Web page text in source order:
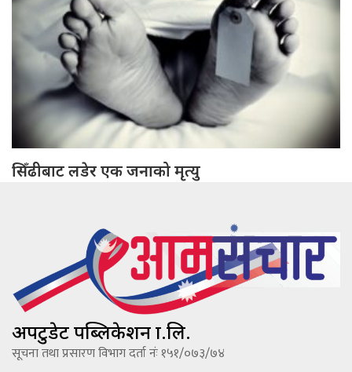
सिँढीबाट लडेर एक जनाको मृत्यु
अपटुडेट पब्लिकेशन प्रा.लि.
सूचना तथा प्रसारण विभाग दर्ता नंः १५१/०७३/७४